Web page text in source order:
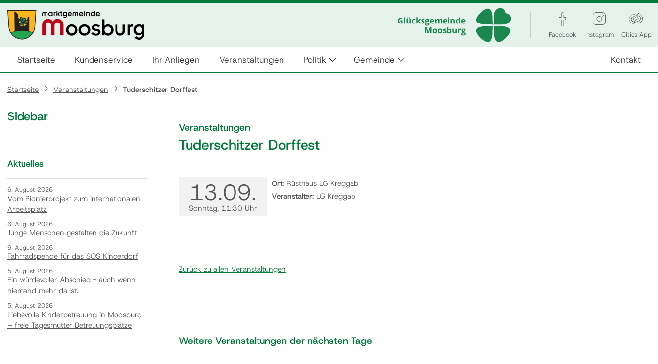
Facebook Instagram Cities App
Startseite Kundenservice Ihr Anliegen Veranstaltungen Politik Gemeinde Kontakt
Startseite Veranstaltungen Tuderschitzer Dorffest
Veranstaltungen
Tuderschitzer Dorffest
13.09.
Sonntag, 11:30 Uhr
Ort: Rüsthaus LG Kreggab
Veranstalter: LG Kreggab
Zurück zu allen Veranstaltungen
Weitere Veranstaltungen der nächsten Tage
Sidebar
Aktuelles
6. August 2026
Vom Pionierprojekt zum internationalen
Arbeitsplatz
6. August 2026
Junge Menschen gestalten die Zukunft
6. August 2026
Fahrradspende für das SOS Kinderdorf
5. August 2026
Ein würdevoller Abschied - auch wenn
niemand mehr da ist.
5. August 2026
Liebevolle Kinderbetreuung in Moosburg
– freie Tagesmutter Betreuungsplätze